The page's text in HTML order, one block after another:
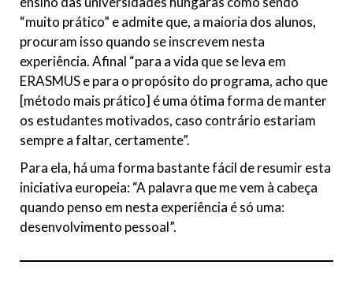
“muito prático” e admite que, a maioria dos alunos,
procuram isso quando se inscrevem nesta
experiência. Afinal “para a vida que se leva em
ERASMUS e para o propósito do programa, acho que
[método mais prático] é uma ótima forma de manter
os estudantes motivados, caso contrário estariam
sempre a faltar, certamente”.
Para ela, há uma forma bastante fácil de resumir esta
iniciativa europeia: “A palavra que me vem à cabeça
quando penso em nesta experiência é só uma:
desenvolvimento pessoal”.